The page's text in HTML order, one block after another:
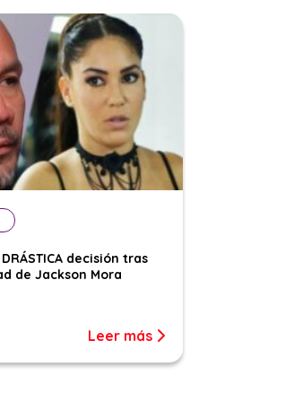
decisión tras
de Jackson Mora
Leer más